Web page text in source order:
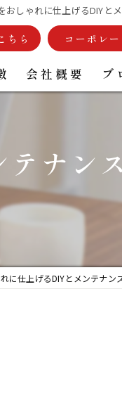
おしゃれに仕上げるDIYと
ちら コーポレ
会社概要 ブ
ナン
に仕上げるDIYとメンテナン